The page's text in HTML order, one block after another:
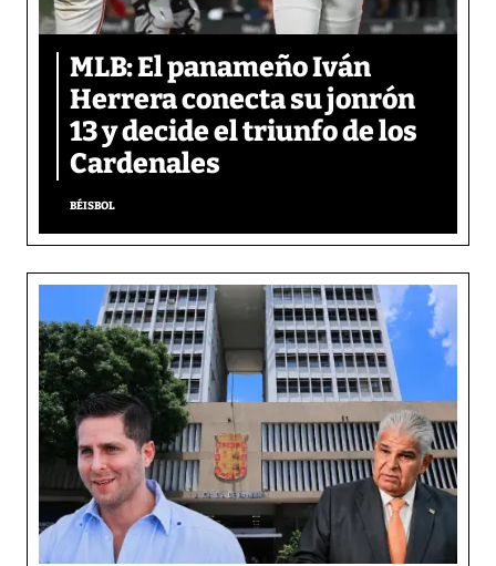
MLB: El panameño Iván
Herrera conecta su jonrón
13 y decide el triunfo de los
Cardenales
BÉISBOL